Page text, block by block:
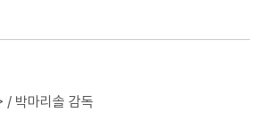
/ 박마리솔 감독